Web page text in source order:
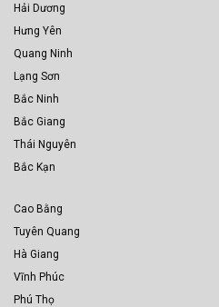
Hải Dương
Hưng Yên
Quang Ninh
Lạng Sơn
Bắc Ninh
Bắc Giang
Thái Nguyên
Bắc Kạn
Cao Bằng
Tuyên Quang
Hà Giang
Vĩnh Phúc
Phú Thọ